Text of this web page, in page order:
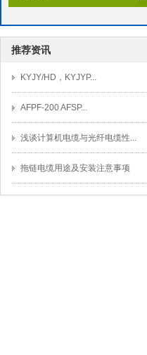
推荐资讯
KYJY/HD，KYJYP...
AFPF-200 AFSP...
浅谈计算机电缆与光纤电缆性...
拖链电缆用途及安装注意事项